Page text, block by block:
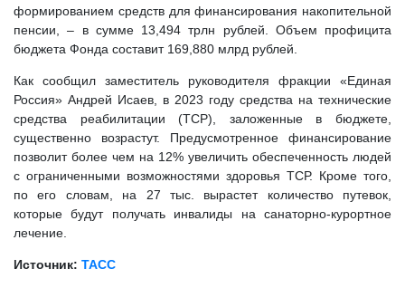
формированием средств для финансирования накопительной
пенсии, – в сумме 13,494 трлн рублей. Объем профицита
бюджета Фонда составит 169,880 млрд рублей.
Как сообщил заместитель руководителя фракции «Единая
Россия» Андрей Исаев, в 2023 году средства на технические
средства реабилитации (ТСР), заложенные в бюджете,
существенно возрастут. Предусмотренное финансирование
позволит более чем на 12% увеличить обеспеченность людей
с ограниченными возможностями здоровья ТСР. Кроме того,
по его словам, на 27 тыс. вырастет количество путевок,
которые будут получать инвалиды на санаторно-курортное
лечение.
Источник: ТАСС